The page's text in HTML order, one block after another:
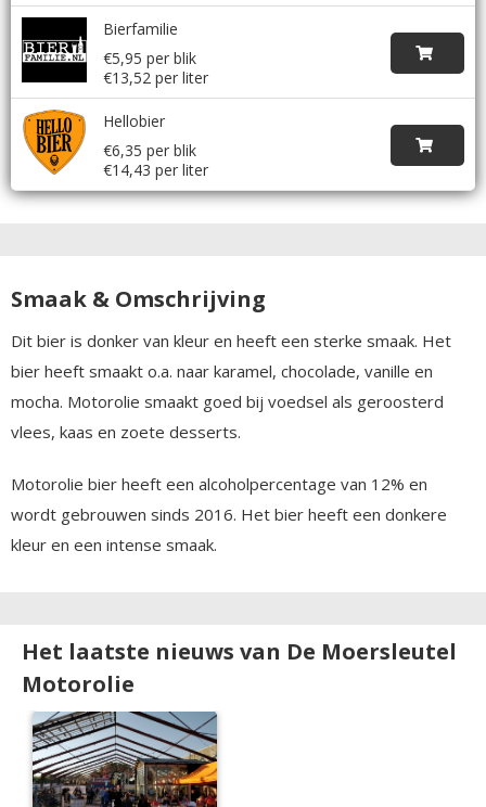
Bierfamilie
€5,95 per blik
€13,52 per liter
Hellobier
€6,35 per blik
€14,43 per liter
Smaak & Omschrijving
Dit bier is donker van kleur en heeft een sterke smaak. Het
bier heeft smaakt o.a. naar karamel, chocolade, vanille en
mocha. Motorolie smaakt goed bij voedsel als geroosterd
vlees, kaas en zoete desserts.
Motorolie bier heeft een alcoholpercentage van 12% en
wordt gebrouwen sinds 2016. Het bier heeft een donkere
kleur en een intense smaak.
Het laatste nieuws van De Moersleutel
Motorolie